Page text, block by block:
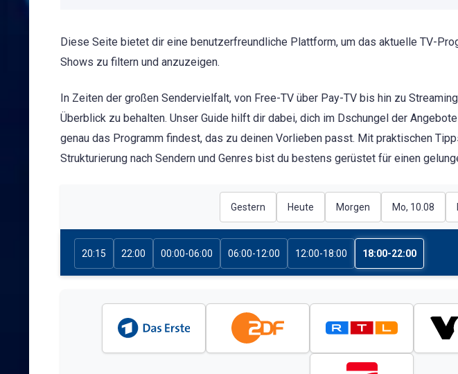
Diese Seite bietet dir eine benutzerfreundliche Plattform, um das aktuelle TV-
Shows zu filtern und anzuzeigen.
In Zeiten der großen Sendervielfalt, von Free-TV über Pay-TV bis hin zu
Überblick zu behalten. Unser Guide hilft dir dabei, dich im Dschungel der
genau das Programm findest, das zu deinen Vorlieben passt. Mit praktischen
Strukturierung nach Sendern und Genres bist du bestens gerüstet für einen
Gestern Heute Morgen Mo, 10.08
20:15 22:00 00:00-06:00 06:00-12:00 12:00-18:00 18:00-22:00